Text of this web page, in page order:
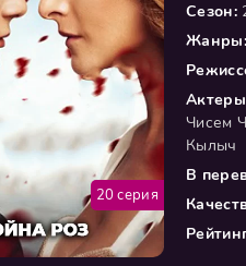
Сезон:
Жанры:
Чисем
Кылыч
В
20 серия